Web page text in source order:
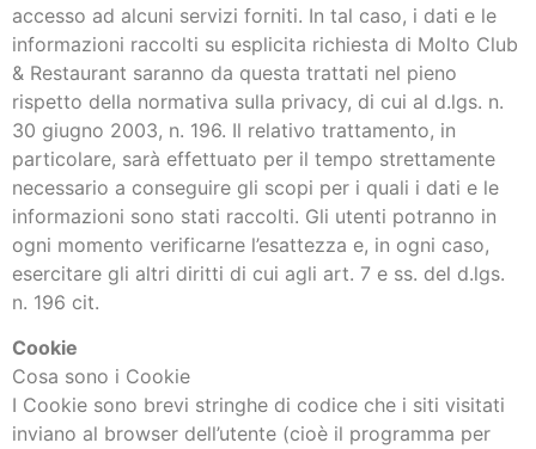
accesso ad alcuni servizi forniti. In tal caso, i dati e le
informazioni raccolti su esplicita richiesta di Molto Club
& Restaurant saranno da questa trattati nel pieno
rispetto della normativa sulla privacy, di cui al d.lgs. n.
30 giugno 2003, n. 196. Il relativo trattamento, in
particolare, sarà effettuato per il tempo strettamente
necessario a conseguire gli scopi per i quali i dati e le
informazioni sono stati raccolti. Gli utenti potranno in
ogni momento verificarne l’esattezza e, in ogni caso,
esercitare gli altri diritti di cui agli art. 7 e ss. del d.lgs.
n. 196 cit.
Cookie
Cosa sono i Cookie
I Cookie sono brevi stringhe di codice che i siti visitati
inviano al browser dell’utente (cioè il programma per